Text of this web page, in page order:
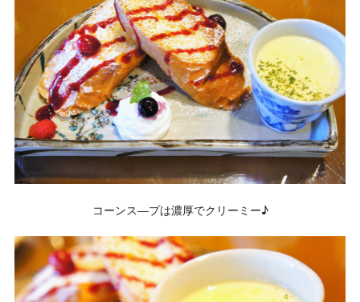
コーンス―プは濃厚でクリーミー♪